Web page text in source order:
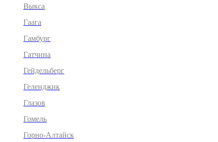
Выкса
Гаага
Гамбург
Гатчина
Гейдельберг
Геленджик
Глазов
Гомель
Горно-Алтайск